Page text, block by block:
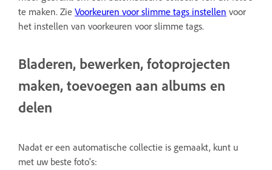
te maken. Zie Voorkeuren voor slimme tags instellen voor
het instellen van voorkeuren voor slimme tags.
Bladeren, bewerken, fotoprojecten
maken, toevoegen aan albums en
delen
Nadat er een automatische collectie is gemaakt, kunt u
met uw beste foto's: